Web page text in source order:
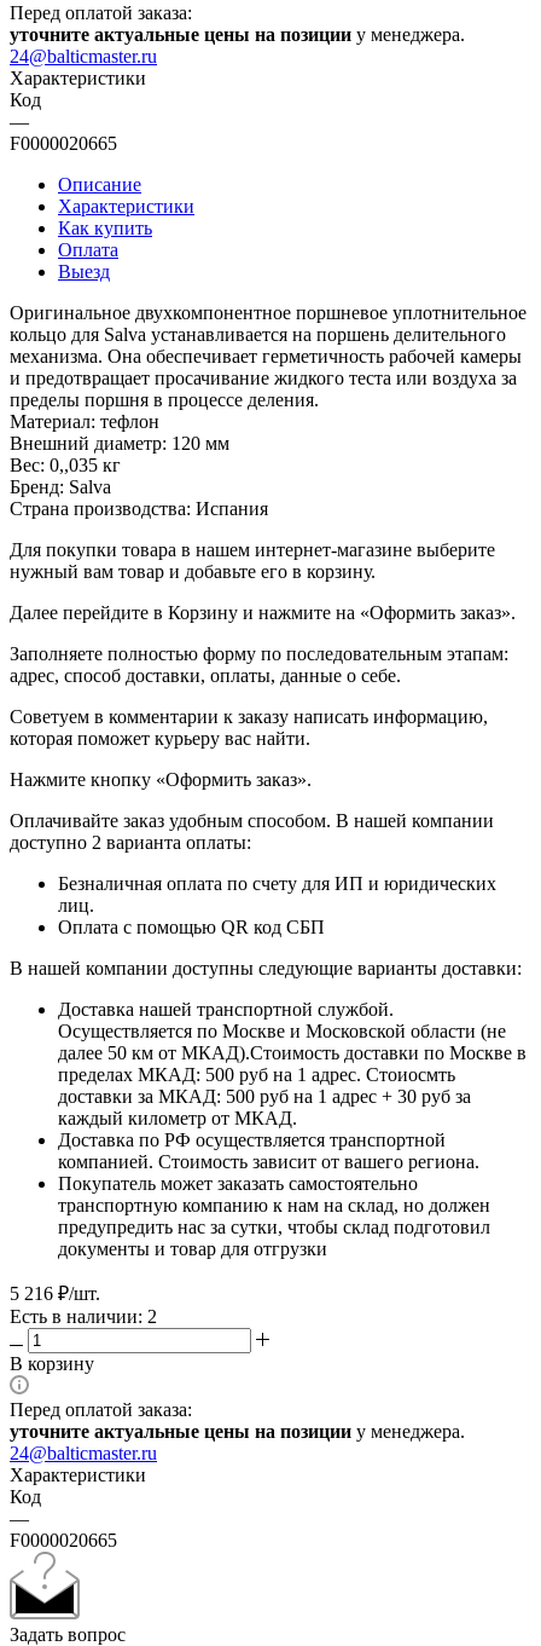
Перед оплатой заказа:
уточните актуальные цены на позиции у менеджера.
24@balticmaster.ru
Характеристики
Код
—
F0000020665
Описание
Характеристики
Как купить
Оплата
Выезд
Оригинальное двухкомпонентное поршневое уплотнительное
кольцо для Salva устанавливается на поршень делительного
механизма. Она обеспечивает герметичность рабочей камеры
и предотвращает просачивание жидкого теста или воздуха за
пределы поршня в процессе деления.
Материал: тефлон
Внешний диаметр: 120 мм
Вес: 0,,035 кг
Бренд: Salva
Страна производства: Испания
Для покупки товара в нашем интернет-магазине выберите
нужный вам товар и добавьте его в корзину.
Далее перейдите в Корзину и нажмите на «Оформить заказ».
​​​​​​​Заполняете полностью форму по последовательным этапам:
адрес, способ доставки, оплаты, данные о себе.
​​​​​​​Советуем в комментарии к заказу написать информацию,
которая поможет курьеру вас найти.
​​​​​​​Нажмите кнопку «Оформить заказ».
Оплачивайте заказ удобным способом. В нашей компании
доступно 2 варианта оплаты:
Безналичная оплата по счету для ИП и юридических
лиц.
Оплата с помощью QR код СБП
В нашей компании доступны следующие варианты доставки:
Доставка нашей транспортной службой.
Осуществляется по Москве и Московской области (не
далее 50 км от МКАД).Стоимость доставки по Москве в
пределах МКАД: 500 руб на 1 адрес. Стоиосмть
доставки за МКАД: 500 руб на 1 адрес + 30 руб за
каждый километр от МКАД.
Доставка по РФ осуществляется транспортной
компанией. Стоимость зависит от вашего региона.
Покупатель может заказать самостоятельно
транспортную компанию к нам на склад, но должен
предупредить нас за сутки, чтобы склад подготовил
документы и товар для отгрузки
5 216 ₽/шт.
Есть в наличии: 2
В корзину
Перед оплатой заказа:
уточните актуальные цены на позиции у менеджера.
24@balticmaster.ru
Характеристики
Код
—
F0000020665
Задать вопрос